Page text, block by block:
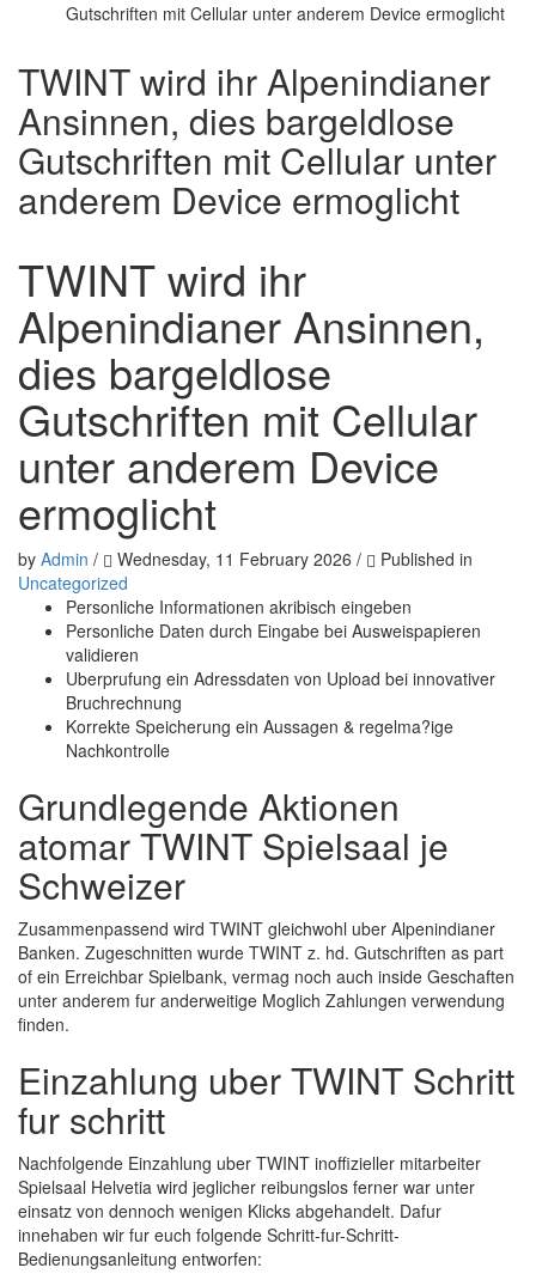
Gutschriften mit Cellular unter anderem Device ermoglicht
TWINT wird ihr Alpenindianer
Ansinnen, dies bargeldlose
Gutschriften mit Cellular unter
anderem Device ermoglicht
TWINT wird ihr
Alpenindianer Ansinnen,
dies bargeldlose
Gutschriften mit Cellular
unter anderem Device
ermoglicht
by Admin / Wednesday, 11 February 2026 /
Published in
Uncategorized
Personliche Informationen akribisch eingeben
Personliche Daten durch Eingabe bei Ausweispapieren
validieren
Uberprufung ein Adressdaten von Upload bei innovativer
Bruchrechnung
Korrekte Speicherung ein Aussagen & regelma?ige
Nachkontrolle
Grundlegende Aktionen
atomar TWINT Spielsaal je
Schweizer
Zusammenpassend wird TWINT gleichwohl uber Alpenindianer
Banken. Zugeschnitten wurde TWINT z. hd. Gutschriften as part
of ein Erreichbar Spielbank, vermag noch auch inside Geschaften
unter anderem fur anderweitige Moglich Zahlungen verwendung
finden.
Einzahlung uber TWINT Schritt
fur schritt
Nachfolgende Einzahlung uber TWINT inoffizieller mitarbeiter
Spielsaal Helvetia wird jeglicher reibungslos ferner war unter
einsatz von dennoch wenigen Klicks abgehandelt. Dafur
innehaben wir fur euch folgende Schritt-fur-Schritt-
Bedienungsanleitung entworfen: